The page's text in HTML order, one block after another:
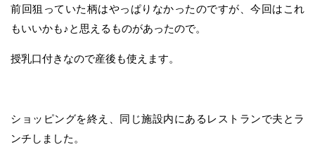
前回狙っていた柄はやっぱりなかったのですが、今回はこれ
もいいかも♪と思えるものがあったので。
授乳口付きなので産後も使えます。
ショッピングを終え、同じ施設内にあるレストランで夫とラ
ンチしました。